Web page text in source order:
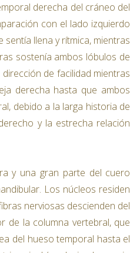
derecha del cráneo del
con el lado izquierdo
llena y rítmica, mientras
sostenía ambos lóbulos de
de facilidad mientras
derecha hasta que ambos
debido a la larga historia de
y la estrecha relación
y una gran parte del cuero
Los núcleos residen
nerviosas descienden del
de la columna vertebral, que
del hueso temporal hasta el